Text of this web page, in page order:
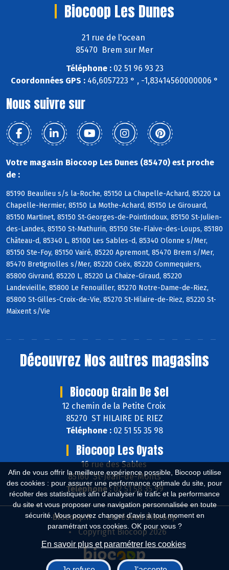
Afin de vous offrir la meilleure expérience possible, Biocoop utilise
des cookies : pour assurer une performance optimale du site, pour
récolter des statistiques afin d'analyser le trafic et la performance
du site et vous proposer une navigation personnalisée en toute
sécurité. Vous pouvez changer d'avis à tout moment en
paramétrant vos cookies. OK pour vous ?
En savoir plus et paramétrer les cookies
Biocoop Les Dunes
21 rue de l'ocean
85470 Brem sur Mer
Téléphone :02 51 96 93 23
Coordonnées GPS : 46,6057223 ° , -1,83414560000006 °
Nous suivre sur
Votre magasin Biocoop Les Dunes (85470) est proche
de :
85190 Beaulieu s/s la-Roche, 85150 La Chapelle-Achard, 85220 La
Chapelle-Hermier, 85150 La Mothe-Achard, 85150 Le Girouard,
85150 Martinet, 85150 St-Georges-de-Pointindoux, 85150 St-Julien-
des-Landes, 85150 St-Mathurin, 85150 Ste-Flaive-des-Loups, 85180
Château-d, 85340 L, 85100 Les Sables-d, 85340 Olonne s/Mer,
85150 Ste-Foy, 85150 Vairé, 85220 Apremont, 85470 Brem s/Mer,
85470 Bretignolles s/Mer, 85220 Coëx, 85220 Commequiers,
85800 Givrand, 85220 L, 85220 La Chaize-Giraud, 85220
Landevieille, 85800 Le Fenouiller, 85270 Notre-Dame-de-Riez,
85800 St-Gilles-Croix-de-Vie, 85270 St-Hilaire-de-Riez, 85220 St-
Maixent s/Vie
Découvrez Nos autres magasins
Biocoop Grain De Sel
12 chemin de la Petite Croix
85270 ST HILAIRE DE RIEZ
Téléphone : 02 51 55 35 98
Biocoop Les Oyats
16 rue des Sables
85160 St-Jean-de-Monts
Téléphone :02 51 58 35 99
Biocoop.fr
Le réseau Biocoop
Copyright Biocoop 2026